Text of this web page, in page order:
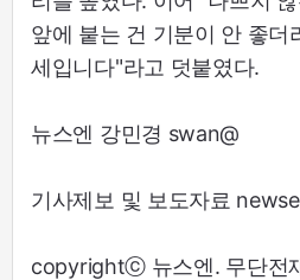
앞에 붙는 건 기분이 안 좋더
세입니다"라고 덧붙였다.
뉴스엔 강민경 swan@
기사제보 및 보도자료
copyrightⓒ 뉴스엔. 무단전